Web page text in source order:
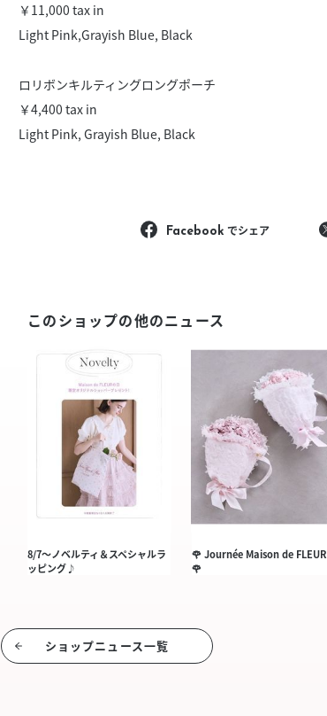
￥11,000 tax in
Light Pink,Grayish Blue, Black
ロリボンキルティングロングポーチ
￥4,400 tax in
Light Pink, Grayish Blue, Black
Facebook でシェア
このショップの他のニュース
8/7〜ノベルティ＆スペシャルラ
ッピング♪
🌹 Journée Maison de FLEUR
🌹
ショップニュース⼀覧